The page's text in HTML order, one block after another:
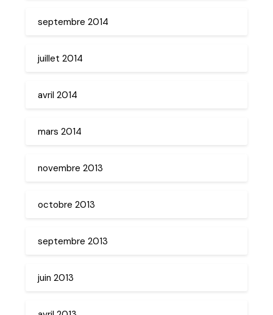
septembre 2014
juillet 2014
avril 2014
mars 2014
novembre 2013
octobre 2013
septembre 2013
juin 2013